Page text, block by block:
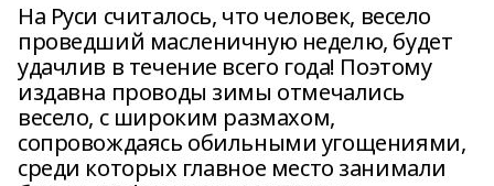
На Руси считалось, что человек, весело
проведший масленичную неделю, будет
удачлив в течение всего года! Поэтому
издавна проводы зимы отмечались
весело, с широким размахом,
сопровождаясь обильными угощениями,
среди которых главное место занимали